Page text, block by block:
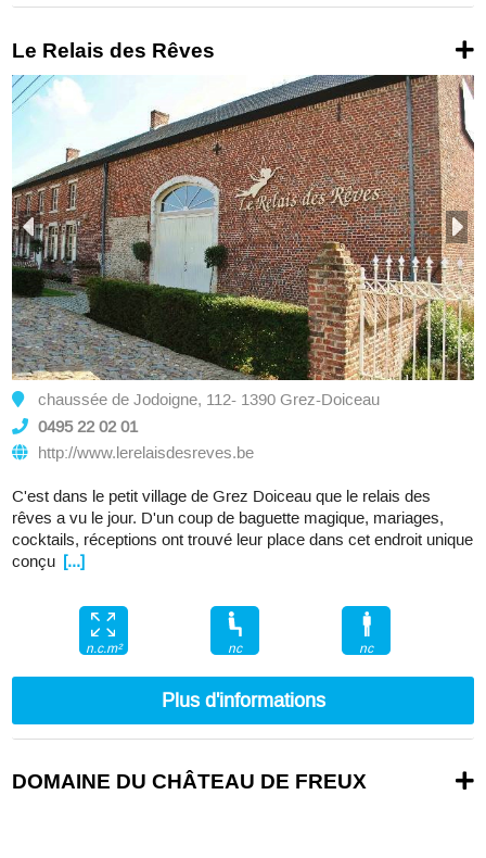
Le Relais des Rêves
chaussée de Jodoigne, 112- 1390 Grez-Doiceau
0495 22 02 01
http://www.lerelaisdesreves.be
C'est dans le petit village de Grez Doiceau que le relais des
rêves a vu le jour. D'un coup de baguette magique, mariages,
cocktails, réceptions ont trouvé leur place dans cet endroit unique
conçu [...]
n.c.m² nc nc
Plus d'informations
DOMAINE DU CHÂTEAU DE FREUX